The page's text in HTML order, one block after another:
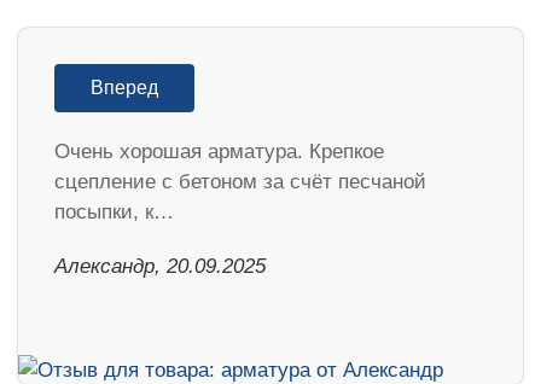
Вперед
Очень хорошая арматура. Крепкое
сцепление с бетоном за счёт песчаной
посыпки, к…
Александр, 20.09.2025